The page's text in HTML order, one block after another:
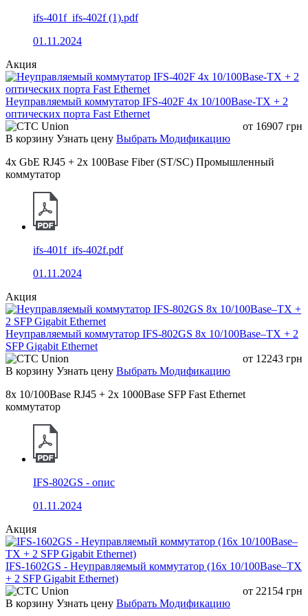
микропрограммы
Стандарты
IEEE 802.3u 100Base-TX Ethernet
IEEE 802.3ab 1000Base-T Ethernet
IEEE 802.3z 1000Base-X Ethernet
Pressure
IEEE 802.1Q VLAN
Network Control
IEEE 802.1ab LLDP
Светодиодные индикаторы
P (индикатор
питания)
S (индикатор
состояния
системы)
устройства
нормальном
Выключено: USB-накопитель не
вставлен или не распознан
ifs-401f_ifs-402f (1).pdf
01.11.2024
Акция
Неуправляемый коммутатор IFS-402F 4x 10/100Base-TX + 2
оптических порта Fast Ethernet
от 16907 грн
В корзину Узнать цену Выбрать Модификацию
4x GbE RJ45 + 2x 100Base Fiber (ST/SC) Промышленный
коммутатор
ifs-401f_ifs-402f.pdf
01.11.2024
Акция
Неуправляемый коммутатор IFS-802GS 8x 10/100Base–TX + 2
SFP Gigabit Ethernet
от 12243 грн
В корзину Узнать цену Выбрать Модификацию
8x 10/100Base RJ45 + 2x 1000Base SFP Fast Ethernet
коммутатор
IFS-802GS - опис
01.11.2024
Акция
IFS-1602GS - Неуправляемый коммутатор (16x 10/100Base–TX
+ 2 SFP Gigabit Ethernet)
от 22154 грн
В корзину Узнать цену Выбрать Модификацию